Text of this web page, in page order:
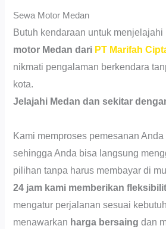
Sewa Motor Medan
Butuh kendaraan untuk
motor Medan dari PT Marifah
nikmati pengalaman berkendara
kota.
Jelajahi Medan dan sekitar
Kami memproses pemesanan
sehingga Anda bisa langsung
pilihan tanpa harus membayar di
24 jam kami memberikan
mengatur perjalanan sesuai
menawarkan harga bersaing dan